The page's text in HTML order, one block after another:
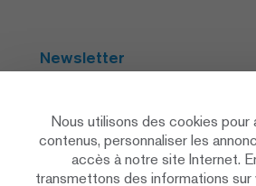
Newsletter
Social Media
Nous utilisons des cookies
contenus, personnaliser les
accès à notre site Internet.
transmettons des informations